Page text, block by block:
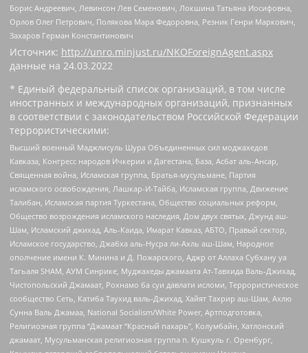
Борис Андреевич, Левинсон Лев Семенович, Локшина Татьяна Иосифовна,
Орлов Олег Петрович, Полякова Мара Федоровна, Резник Генри Маркович,
Захаров Герман Константинович
Источник: http://unro.minjust.ru/NKOForeignAgent.aspx
данные на 24.03.2022
* Единый федеральный список организаций, в том числе
иностранных и международных организаций, признанных
в соответствии с законодательством Российской Федерации
террористическими:
Высший военный Маджлисуль Шура Объединенных сил моджахедов
Кавказа, Конгресс народов Ичкерии и Дагестана, База, Асбат аль-Ансар,
Священная война, Исламская группа, Братья-мусульмане, Партия
исламского освобождения, Лашкар-И-Тайба, Исламская группа, Движение
Талибан, Исламская партия Туркестана, Общество социальных реформ,
Общество возрождения исламского наследия, Дом двух святых, Джунд аш-
Шам, Исламский джихад, Аль-Каида, Имарат Кавказ, АБТО, Правый сектор,
Исламское государство, Джабха аль-Нусра ли-Ахль аш-Шам, Народное
ополчение имени К. Минина и Д. Пожарского, Аджр от Аллаха Субхану уа
Тагьаля SHAM, АУМ Синрике, Муджахеды джамаата Ат-Тавхида Валь-Джихад,
Чистопольский Джамаат, Рохнамо ба суи давлати исломи, Террористическое
сообщество Сеть, Катиба Таухид валь-Джихад, Хайят Тахрир аш-Шам, Ахлю
Сунна Валь Джамаа, National Socialism/White Power, Артподготовка,
Религиозная группа “Джамаат “Красный пахарь”, Колумбайн, Хатлонский
джамаат, Мусульманская религиозная группа п. Кушкуль г. Оренбург,